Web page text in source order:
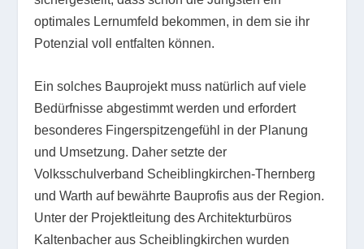
optimales Lernumfeld bekommen, in dem sie ihr
Potenzial voll entfalten können.
Ein solches Bauprojekt muss natürlich auf viele
Bedürfnisse abgestimmt werden und erfordert
besonderes Fingerspitzengefühl in der Planung
und Umsetzung. Daher setzte der
Volksschulverband Scheiblingkirchen-Thernberg
und Warth auf bewährte Bauprofis aus der Region.
Unter der Projektleitung des Architekturbüros
Kaltenbacher aus Scheiblingkirchen wurden